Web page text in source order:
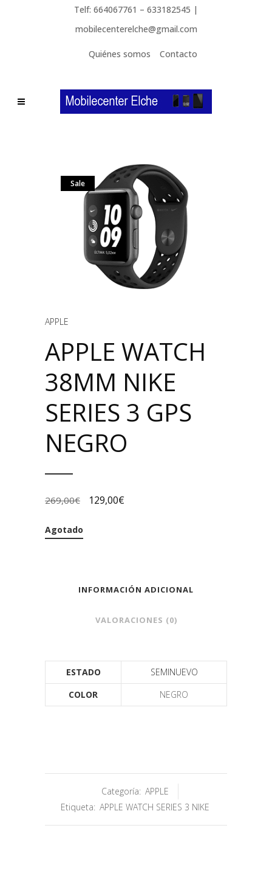
Telf: 664067761 – 633182545 |
mobilecenterelche@gmail.com
Quiénes somos Contacto
Sale
APPLE
APPLE WATCH
38MM NIKE
SERIES 3 GPS
NEGRO
269,00€ 129,00€
Agotado
INFORMACIÓN ADICIONAL
VALORACIONES (0)
ESTADO
SEMINUEVO
COLOR
NEGRO
Categoría: APPLE
Etiqueta: APPLE WATCH SERIES 3 NIKE